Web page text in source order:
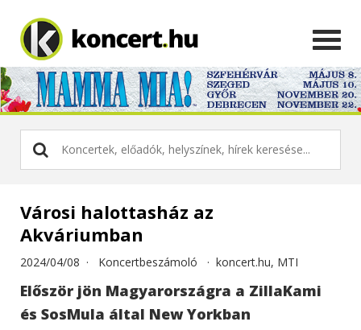
Városi halottasház az
Akváriumban
2024/04/08 · Koncertbeszámoló · koncert.hu, MTI
Először jön Magyarországra a ZillaKami
és SosMula által New Yorkban